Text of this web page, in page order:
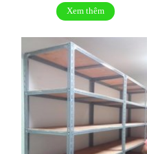
Xem thêm